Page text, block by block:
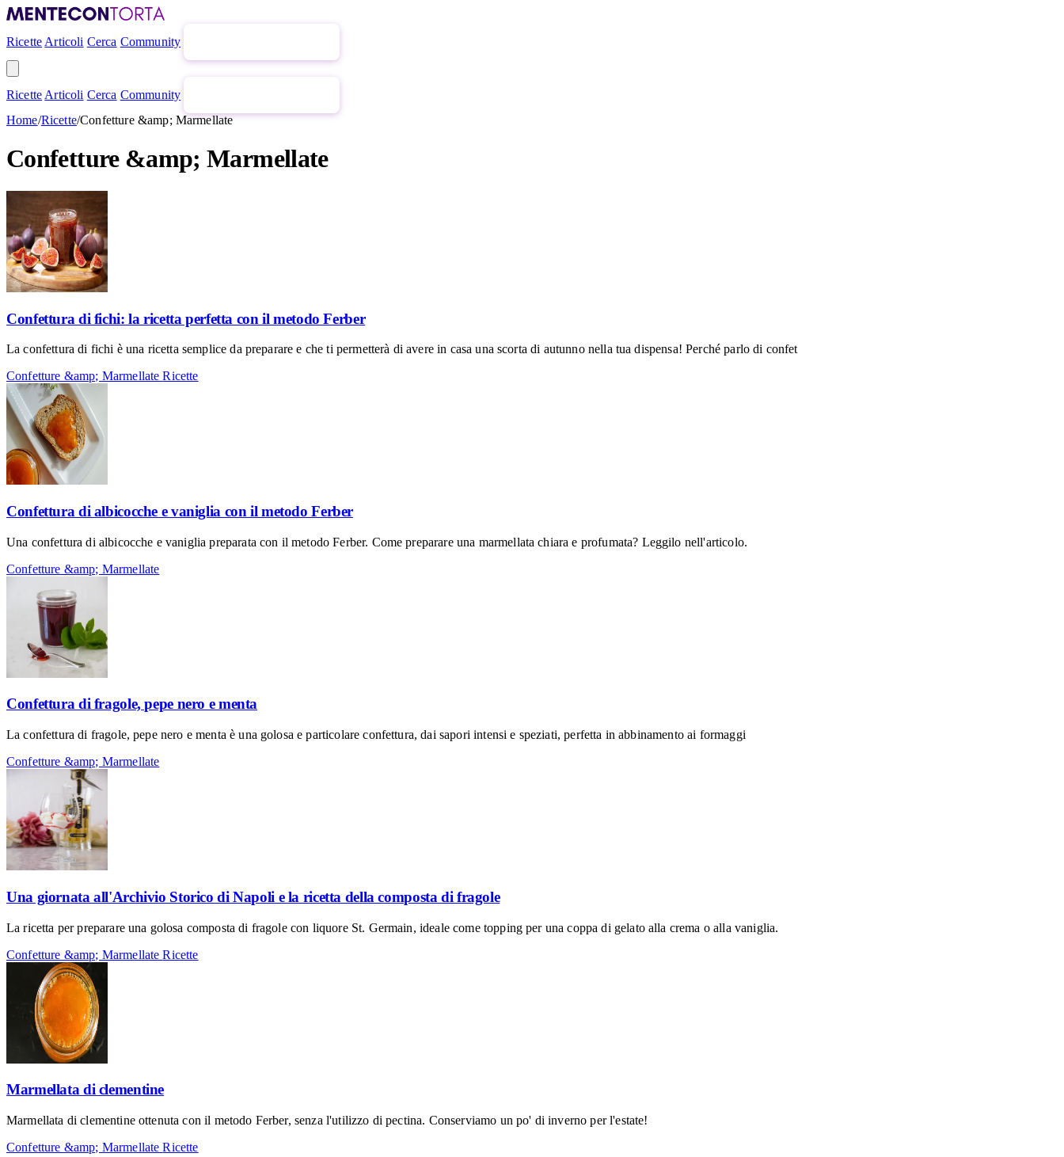
Ricette Articoli Cerca Community
Ricette Articoli Cerca Community
Home/Ricette/Confetture &amp; Marmellate
Confetture &amp; Marmellate
Confettura di fichi: la ricetta perfetta con il metodo Ferber
La confettura di fichi è una ricetta semplice da preparare e che ti permetterà di avere in casa una scorta di autunno nella tua dispensa! Perché parlo di confet
Confetture &amp; MarmellateRicette
Confettura di albicocche e vaniglia con il metodo Ferber
Una confettura di albicocche e vaniglia preparata con il metodo Ferber. Come preparare una marmellata chiara e profumata? Leggilo nell'articolo.
Confetture &amp; Marmellate
Confettura di fragole, pepe nero e menta
La confettura di fragole, pepe nero e menta è una golosa e particolare confettura, dai sapori intensi e speziati, perfetta in abbinamento ai formaggi
Confetture &amp; Marmellate
Una giornata all'Archivio Storico di Napoli e la ricetta della composta di fragole
La ricetta per preparare una golosa composta di fragole con liquore St. Germain, ideale come topping per una coppa di gelato alla crema o alla vaniglia.
Confetture &amp; MarmellateRicette
Marmellata di clementine
Marmellata di clementine ottenuta con il metodo Ferber, senza l'utilizzo di pectina. Conserviamo un po' di inverno per l'estate!
Confetture &amp; MarmellateRicette